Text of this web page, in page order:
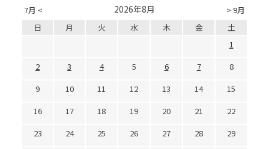
7月 < > 9月
2026年8月
日 月 火 水 木 金
土
1
2
3 4 5 6 7
8
9
10 11 12 13 14
15
16
17 18 19 20 21
22
23
24 25 26 27 28
29